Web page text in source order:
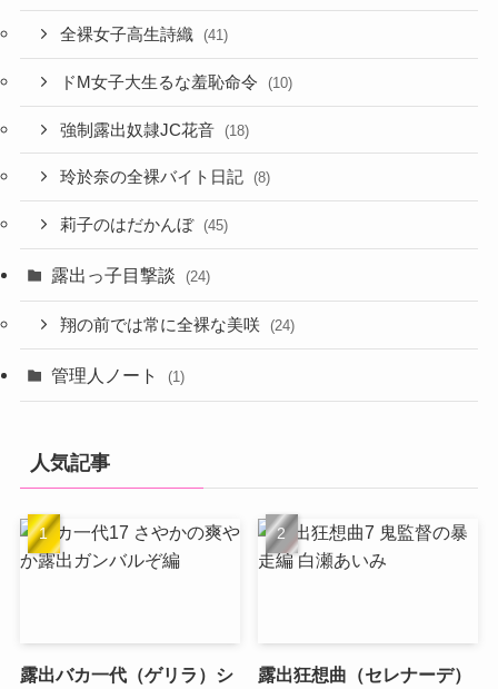
全裸女子高生詩織 (41)
ドM女子大生るな羞恥命令 (10)
強制露出奴隷JC花音 (18)
玲於奈の全裸バイト日記 (8)
莉子のはだかんぼ (45)
露出っ子目撃談 (24)
翔の前では常に全裸な美咲 (24)
管理人ノート (1)
人気記事
露出バカ一代（ゲリラ）シ
露出狂想曲（セレナーデ）